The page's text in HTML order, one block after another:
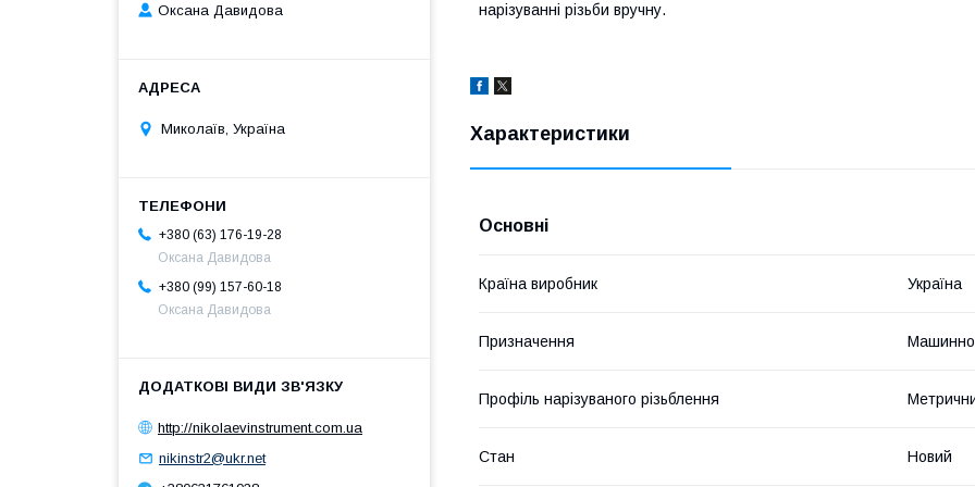
нарізуванні різьби вручну.
Характеристики
Основні
Країна виробник Україна
Призначення
Профіль нарізуваного різьблення
Стан Новий
Оксана Давидова
Миколаїв, Україна
+380 (63) 176-19-28
Оксана Давидова
+380 (99) 157-60-18
Оксана Давидова
http://nikolaevinstrument.com.ua
nikinstr2@ukr.net